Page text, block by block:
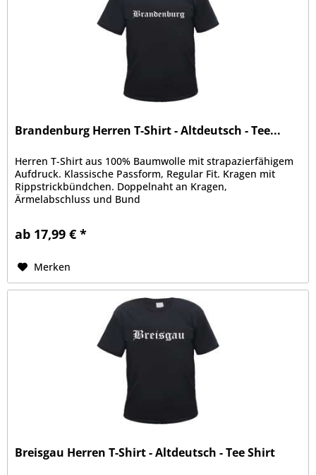
Brandenburg Herren T-Shirt - Altdeutsch - Tee...
Herren T-Shirt aus 100% Baumwolle mit strapazierfähigem
Aufdruck. Klassische Passform, Regular Fit. Kragen mit
Rippstrickbündchen. Doppelnaht an Kragen,
Ärmelabschluss und Bund
ab 17,99 € *
Merken
Breisgau Herren T-Shirt - Altdeutsch - Tee Shirt